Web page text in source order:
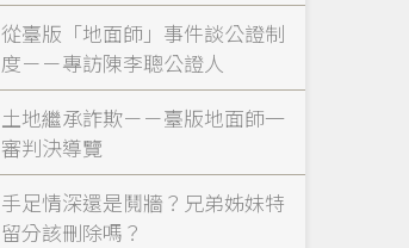
從臺版「地面師」事件談公證制
度－－專訪陳李聰公證人
土地繼承詐欺－－臺版地面師一
審判決導覽
手足情深還是鬩牆？兄弟姊妹特
留分該刪除嗎？